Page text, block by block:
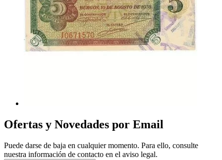
Ofertas y Novedades por Email
Puede darse de baja en cualquier momento. Para ello, consulte
nuestra información de contacto en el aviso legal.